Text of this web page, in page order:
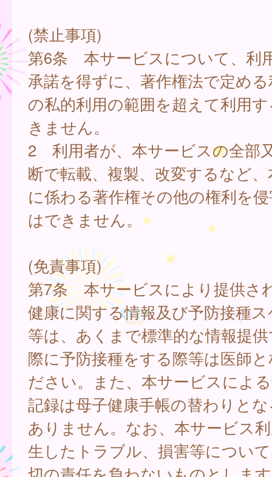
(禁止事項)
第6条 本サービスについて、利
承諾を得ずに、著作権法で定め
の私的利用の範囲を超えて利用
きません。
2 利用者が、本サービスの全部
断で転載、複製、改変するなど
に係わる著作権その他の権利を
はできません。
(免責事項)
第7条 本サービスにより提供さ
健康に関する情報及び予防接種
等は、あくまで標準的な情報提
際に予防接種をする際等は医師
ださい。また、本サービスによ
記録は母子健康手帳の替わりと
ありません。なお、本サービス
生したトラブル、損害等につい